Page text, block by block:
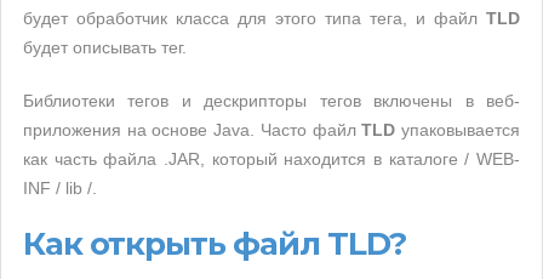
будет обработчик класса для этого типа тега, и файл TLD
будет описывать тег.
Библиотеки тегов и дескрипторы тегов включены в веб-
приложения на основе Java. Часто файлTLD упаковывается
как часть файла .JAR, который находится в каталоге / WEB-
INF / lib /.
Как открыть файл TLD?